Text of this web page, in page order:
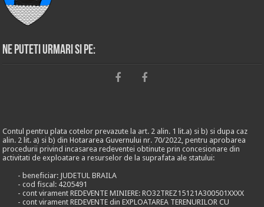
Ne puteti urmari si pe:
Contul pentru plata cotelor prevazute la art. 2 alin. 1 lit.a) si b) si dupa caz
alin. 2 lit. a) si b) din Hotararea Guvernului nr. 70/2022, pentru aprobarea
procedurii privind incasarea redeventei obtinute prin concesionare din
activitati de exploatare a resurselor de la suprafata ale statului:
- beneficiar: JUDETUL BRAILA
- cod fiscal: 4205491
- cont virament REDEVENTE MINIERE: RO32TREZ15121A300501XXXX
- cont virament REDEVENTE din EXPLOATAREA TERENURILOR CU